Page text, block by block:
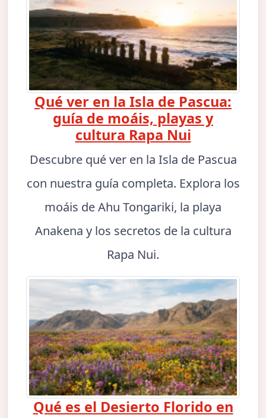
Qué ver en la Isla de Pascua:
guía de moáis, playas y
cultura Rapa Nui
Descubre qué ver en la Isla de Pascua
con nuestra guía completa. Explora los
moáis de Ahu Tongariki, la playa
Anakena y los secretos de la cultura
Rapa Nui.
Qué es el Desierto Florido en